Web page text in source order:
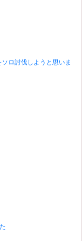
ロ討伐しようと思いま